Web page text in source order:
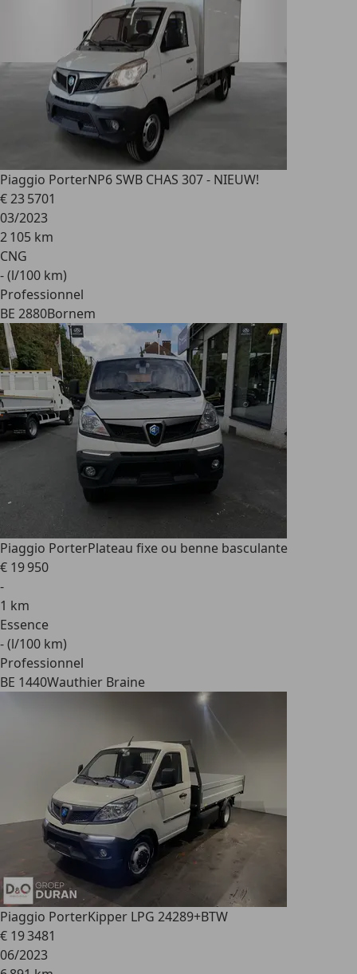
Piaggio PorterNP6 SWB CHAS 307 - NIEUW!
€ 23 5701
03/2023
2 105 km
CNG
- (l/100 km)
Professionnel
BE 2880Bornem
Piaggio PorterPlateau fixe ou benne basculante
€ 19 950
-
1 km
Essence
- (l/100 km)
Professionnel
BE 1440Wauthier Braine
Piaggio PorterKipper LPG 24289+BTW
€ 19 3481
06/2023